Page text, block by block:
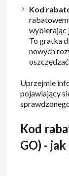
Kod
wybierając
To gratka
nowych
Uprzejmie
pojawiający
Kod
GO) -